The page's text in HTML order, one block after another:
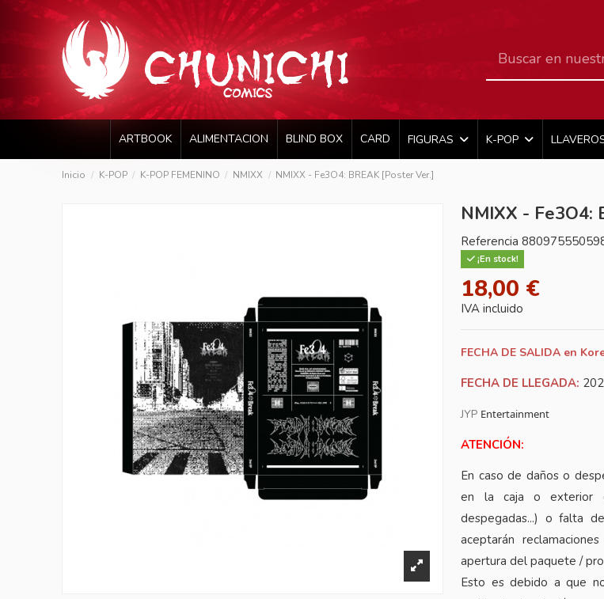
ARTBOOK ALIMENTACION BLIND BOX CARD FIGURAS K-POP
Inicio K-POP K-POP FEMENINO NMIXX NMIXX - Fe3O4: BREAK [Poster Ver.]
NMIXX - Fe3O4:
Referencia
¡En stock!
18,00 €
IVA incluido
FECHA DE SALIDA en
FECHA DE LLEGADA:
JYP Entertainment
ATENCIÓN:
En caso de daños o
en la caja o exterior
despegadas...) o falta
aceptarán
apertura del paquete /
Esto es debido a que